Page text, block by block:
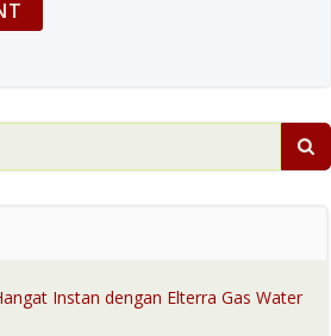
Instan dengan Elterra Gas Water